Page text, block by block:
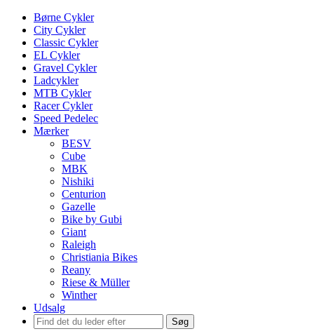
Børne Cykler
City Cykler
Classic Cykler
EL Cykler
Gravel Cykler
Ladcykler
MTB Cykler
Racer Cykler
Speed Pedelec
Mærker
BESV
Cube
MBK
Nishiki
Centurion
Gazelle
Bike by Gubi
Giant
Raleigh
Christiania Bikes
Reany
Riese & Müller
Winther
Udsalg
Søg